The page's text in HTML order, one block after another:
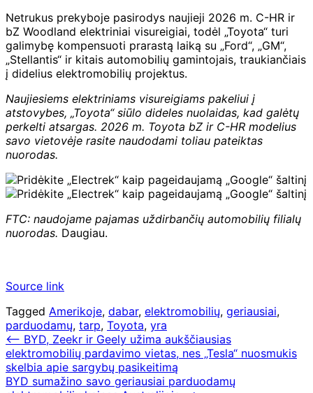
Netrukus prekyboje pasirodys naujieji 2026 m. C-HR ir
bZ Woodland elektriniai visureigiai, todėl „Toyota“ turi
galimybę kompensuoti prarastą laiką su „Ford“, „GM“,
„Stellantis“ ir kitais automobilių gamintojais, traukiančiais
į didelius elektromobilių projektus.
Naujiesiems elektriniams visureigiams pakeliui į
atstovybes, „Toyota“ siūlo dideles nuolaidas, kad galėtų
perkelti atsargas. 2026 m. Toyota bZ ir C-HR modelius
savo vietovėje rasite naudodami toliau pateiktas
nuorodas.
FTC: naudojame pajamas uždirbančių automobilių filialų
nuorodas. Daugiau.
Source link
Tagged Amerikoje, dabar, elektromobilių, geriausiai,
parduodamų, tarp, Toyota, yra
Navigacija
tarp
įrašų
⟵ BYD, Zeekr ir Geely užima aukščiausias
elektromobilių pardavimo vietas, nes „Tesla“ nuosmukis
skelbia apie sargybų pasikeitimą
BYD sumažino savo geriausiai parduodamų